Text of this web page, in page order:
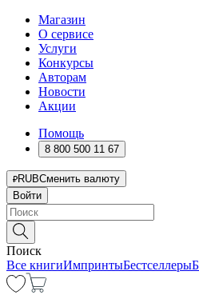
Магазин
О сервисе
Услуги
Конкурсы
Авторам
Новости
Акции
Помощь
8 800 500 11 67
RUBСменить валюту
Войти
Поиск
Все книгиИмпринтыБестселлеры